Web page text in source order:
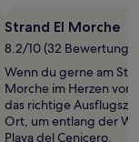
Strand El Morche
8.2/10 (32
Wenn du gerne am
Morche im Herzen von
das richtige
Ort, um entlang der
Playa del Cenicero.